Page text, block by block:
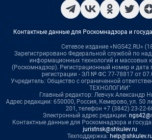
Контактные данные для Роскомнадзора и
Сетевое издание «NGS42.RU»
Зарегистрировано Федеральной службой по
информационных технологий и массовых
(Роскомнадзор). Регистрационный номер и дата
регистрации - ЭЛ № ФС 77-78817 от
Учредитель: Общество с ограниченной
ТЕХНОЛОГИИ"
Главный редактор: Левчук Александр
Адрес редакции: 650000, Россия, Кемерово, ул. 50
201, телефон +7 (3842) 23-22-
Электронный адрес редакции:
Контактные данные для Роскомнадзора и
juristnsk@shkulev.ru
Техподдержка: help@shkulev.ru